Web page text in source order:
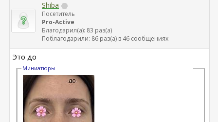
Shiba
Посетитель
Pro-Active
Благодарил(а): 83 раз(а)
Поблагодарили: 86 раз(а) в 46 сообщениях
Это до
Миниатюры